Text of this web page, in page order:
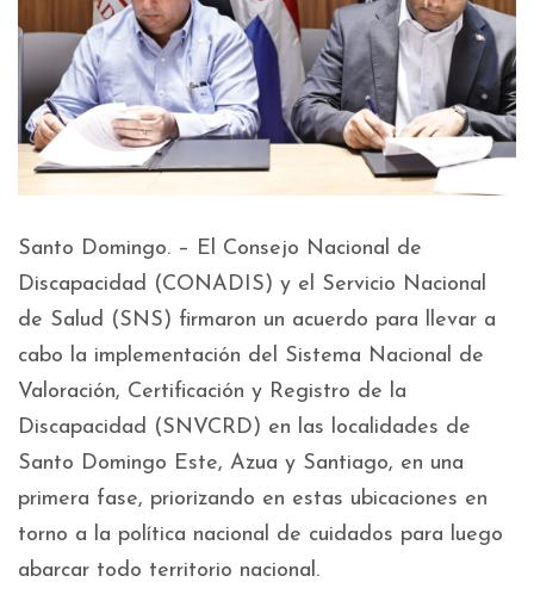
Santo Domingo. – El Consejo Nacional de
Discapacidad (CONADIS) y el Servicio Nacional
de Salud (SNS) firmaron un acuerdo para llevar a
cabo la implementación del Sistema Nacional de
Valoración, Certificación y Registro de la
Discapacidad (SNVCRD) en las localidades de
Santo Domingo Este, Azua y Santiago, en una
primera fase, priorizando en estas ubicaciones en
torno a la política nacional de cuidados para luego
abarcar todo territorio nacional.